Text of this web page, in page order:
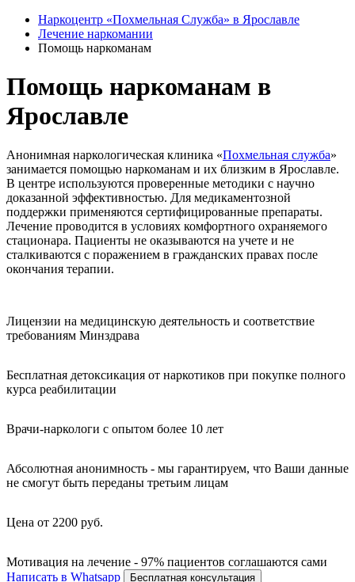
Наркоцентр «Похмельная Служба» в Ярославле
Лечение наркомании
Помощь наркоманам
Помощь наркоманам в
Ярославле
Анонимная наркологическая клиника «Похмельная служба»
занимается помощью наркоманам и их близким в Ярославле.
В центре используются проверенные методики с научно
доказанной эффективностью. Для медикаментозной
поддержки применяются сертифицированные препараты.
Лечение проводится в условиях комфортного охраняемого
стационара. Пациенты не оказываются на учете и не
сталкиваются с поражением в гражданских правах после
окончания терапии.
Лицензии на медицинскую деятельность и соответствие
требованиям Минздрава
Бесплатная детоксикация от наркотиков при покупке полного
курса реабилитации
Врачи-наркологи с опытом более 10 лет
Абсолютная анонимность - мы гарантируем, что Ваши данные
не смогут быть переданы третьим лицам
Цена от 2200 руб.
Мотивация на лечение - 97% пациентов соглашаются сами
Написать в Whatsapp
Бесплатная консультация